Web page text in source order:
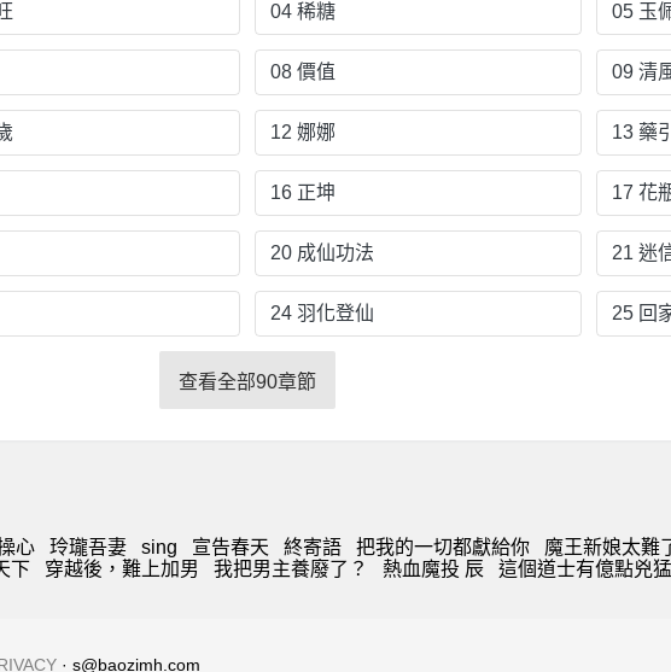
04 稀糖 05 玉
08 價值 09 清
12 娜娜 13 藥引
16 正坤 17 花
20 成仙功法 21 迷
24 羽化登仙 25 回
查看全部90章節
心 玲瓏吾妻 sing 宣告春天 終寄語 把我的一切都獻給你 魔王新娘太難
下 穿越後，難上加男 我把男主養廢了？ 熱血魔投 辰 這個道士有億點兇猛
· s@baozimh.com